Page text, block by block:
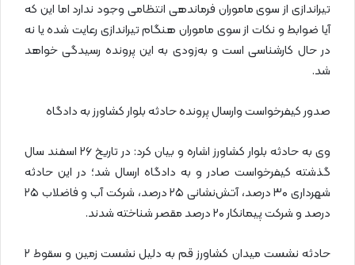
تیراندازی از سوی ماموران فرماندهی انتظامی وجود ندارد اما این که
آیا ضوابط و نکات از سوی ماموران هنگام تیراندازی رعایت شده یا نه
در حال کارشناسی است و به‌زودی به این پرونده رسیدگی خواهد
شد.
صدور کیفرخواست وارسال پرونده حادثه بلوار کشاورز به دادگاه
وی به حادثه بلوار کشاورز اشاره و بیان کرد: در تاریخ ۲۶ اسفند سال
گذشته کیفرخواست صادر و به دادگاه ارسال شد؛ در این حادثه
شهرداری ۳۰ درصد، آتش‌نشانی ۲۵ درصد، شرکت آب و فاضلاب ۲۵
درصد و شرکت پیمانکار ۲۰ درصد مقصر شناخته شدند.
حادثه نشست میدان کشاورز قم به دلیل نشست زمین و سقوط ۲